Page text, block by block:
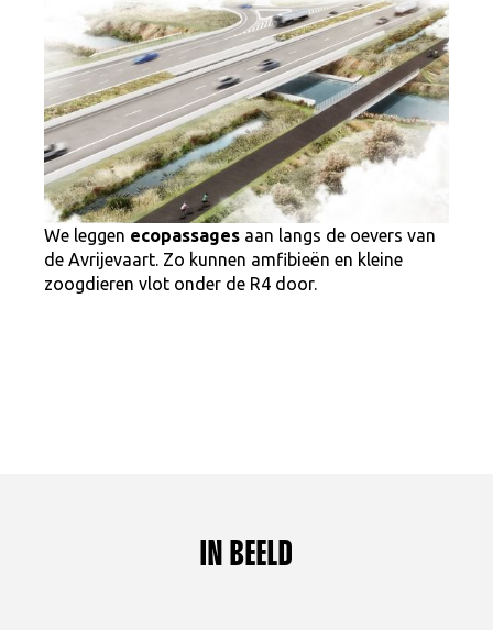
We leggen ecopassages aan langs de oevers van
de Avrijevaart. Zo kunnen amfibieën en kleine
zoogdieren vlot onder de R4 door.
IN BEELD